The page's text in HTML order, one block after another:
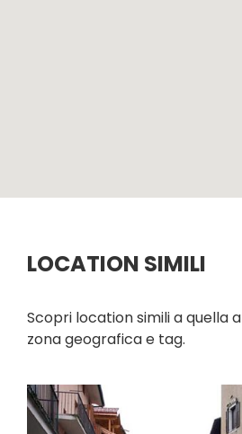
LOCATION SIMILI
Scopri location simili a quella
zona geografica e tag.